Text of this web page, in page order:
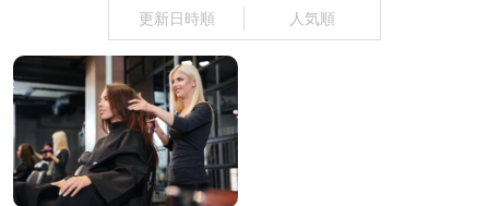
更新日時順 人気順